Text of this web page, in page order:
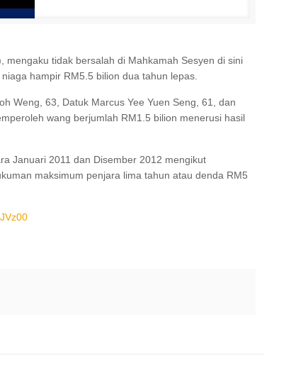
mengaku tidak bersalah di Mahkamah Sesyen di sini
hampir RM5.5 bilion dua tahun lepas.
Weng, 63, Datuk Marcus Yee Yuen Seng, 61, dan
wang berjumlah RM1.5 bilion menerusi hasil
Januari 2011 dan Disember 2012 mengikut
maksimum penjara lima tahun atau denda RM5